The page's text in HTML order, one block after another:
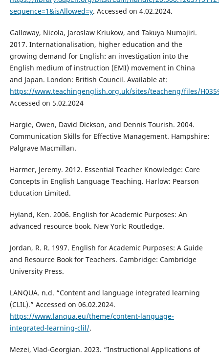
sequence=1&isAllowed=y. Accessed on 4.02.2024.
Galloway, Nicola, Jaroslaw Kriukow, and Takuya Numajiri.
2017. Internationalisation, higher education and the
growing demand for English: an investigation into the
English medium of instruction (EMI) movement in China
and Japan. London: British Council. Available at:
https://www.teachingenglish.org.uk/sites/teacheng/files/
Accessed on 5.02.2024
Hargie, Owen, David Dickson, and Dennis Tourish. 2004.
Communication Skills for Effective Management. Hampshire:
Palgrave Macmillan.
Harmer, Jeremy. 2012. Essential Teacher Knowledge: Core
Concepts in English Language Teaching. Harlow: Pearson
Education Limited.
Hyland, Ken. 2006. English for Academic Purposes: An
advanced resource book. New York: Routledge.
Jordan, R. R. 1997. English for Academic Purposes: A Guide
and Resource Book for Teachers. Cambridge: Cambridge
University Press.
LANQUA. n.d. “Content and language integrated learning
(CLIL).” Accessed on 06.02.2024.
https://www.lanqua.eu/theme/content-language-
integrated-learning-clil/.
Mezei, Vlad-Georgian. 2023. “Instructional Applications of